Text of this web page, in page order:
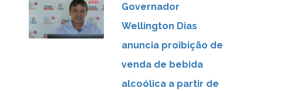
Governador
Wellington Dias
anuncia proibição de
venda de bebida
alcoólica a partir de